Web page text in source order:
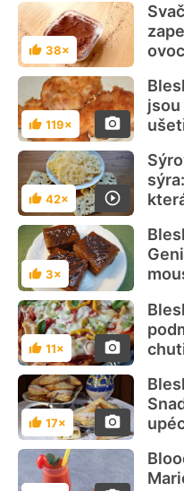
Hodnocení
38×
Hodnocení
119×
jsou
Hodnocení
42×
Hodnocení
3×
Hodnocení
11×
Hodnocení
17×